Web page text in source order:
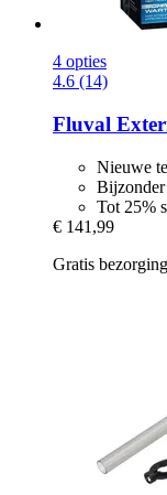
4 opties
4.6 (14)
Fluval
Nieuwe
Bijzonder
Tot 25%
€ 141,99
Gratis